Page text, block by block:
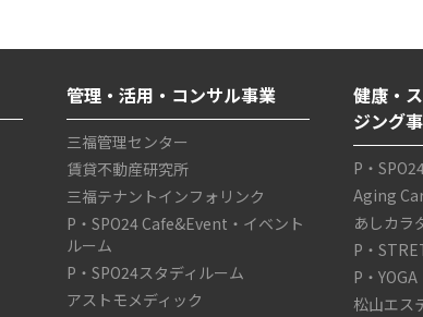
管理・活用・コンサル事業
三福管理センター
賃貸不動産研究所
三福テナントインフォリンク
P・SPO24 Cafe&Event・イベント
ルーム
P・SPO24スタディルーム
アストモメディック
健康・
ジング
P・
Aging
あしカラ
P・
P・YOGA
松山エス